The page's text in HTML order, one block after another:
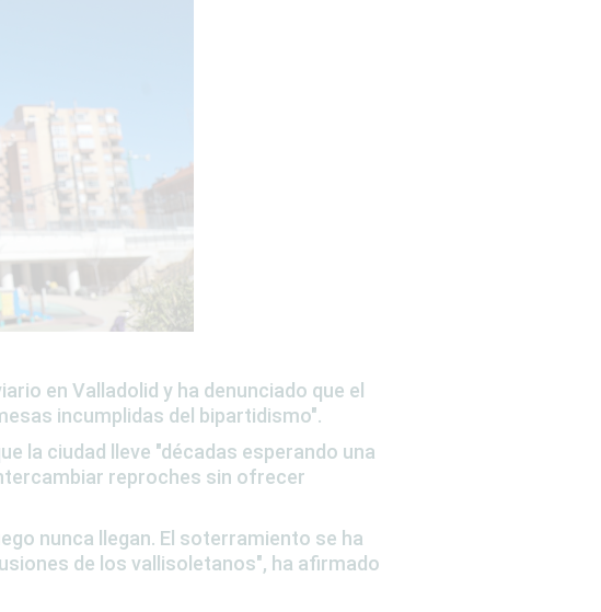
en Valladolid y ha denunciado que el
incumplidas del bipartidismo".
la ciudad lleve "décadas esperando una
reproches sin ofrecer
nunca llegan. El soterramiento se ha
de los vallisoletanos", ha afirmado